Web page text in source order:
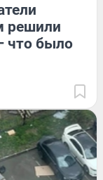
решили
что было